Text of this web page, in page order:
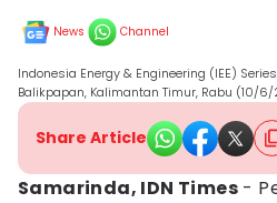
News Channel
Indonesia Energy & Engineering (IEE)
Balikpapan, Kalimantan Timur, Rabu (10/
Share Article
Samarinda, IDN Times -